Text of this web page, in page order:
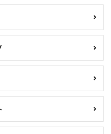
」先行予約！特別プレゼン
ファイナルセール開催！2月1
初売りSALE！1月4日（日）